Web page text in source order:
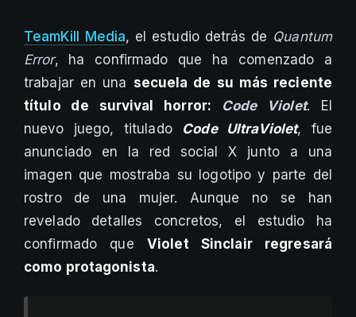
TeamKill Media, el estudio detrás de Quantum
Error, ha confirmado que ha comenzado a
trabajar en una secuela de su más reciente
título de survival horror:
Code Violet. El
nuevo juego, titulado Code UltraViolet, fue
anunciado en la red social X junto a una
imagen que mostraba su logotipo y parte del
rostro de una mujer. Aunque no se han
revelado detalles concretos, el estudio ha
confirmado que Violet Sinclair regresará
como protagonista.